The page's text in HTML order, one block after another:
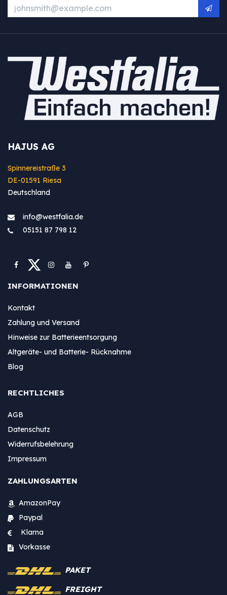
HAJUS AG
Spinnereistraße 3
DE-01591 Riesa
Deutschland
info@westfa​lia.de
05151 87 798 12
INFORMATIONEN
Kontakt
Zahlung und Versand
Hinweise zur Batterieentsorgung
Altgeräte- und Batterie- Rücknahme
Blog
RECHTLICHES
AGB
Datenschutz
Widerrufsbelehrung
Impressum
ZAHLUNGSARTEN
AmazonPay
Paypal
Klarna
Vorkasse
PAKET
FREIGHT